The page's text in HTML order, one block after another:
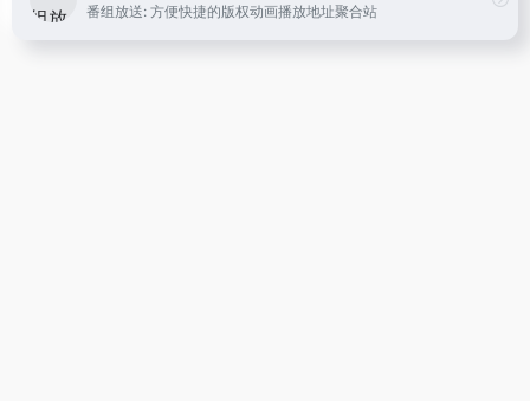
番组放送: 方便快捷的版权动画播放地址聚合站